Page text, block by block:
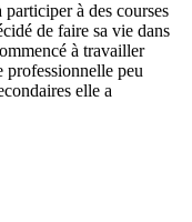
à des courses
de faire sa vie dans
à travailler
professionnelle peu
elle a